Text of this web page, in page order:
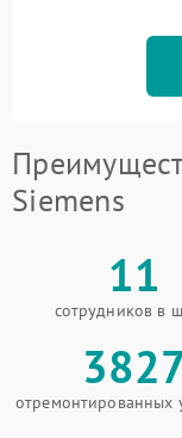
Siemens
11
сотрудников в
отремонтированных